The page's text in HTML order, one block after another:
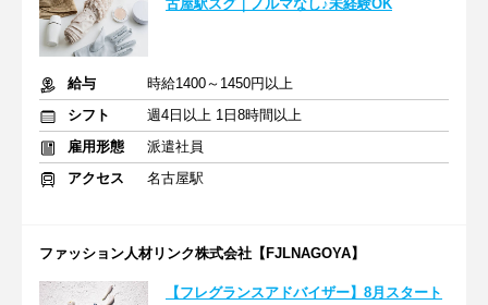
古屋駅スグ｜ノルマなし♪未経験OK
給与
時給1400～1450円以上
シフト
週4日以上 1日8時間以上
雇用形態
派遣社員
アクセス
名古屋駅
ファッション人材リンク株式会社【FJLNAGOYA】
【フレグランスアドバイザー】8月スタート